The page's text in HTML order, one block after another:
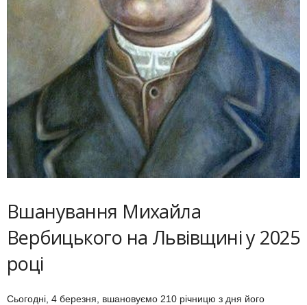
Вшанування Михайла
Вербицького на Львівщині у 2025
році
Сьогодні, 4 березня, вшановуємо 210 річницю з дня його